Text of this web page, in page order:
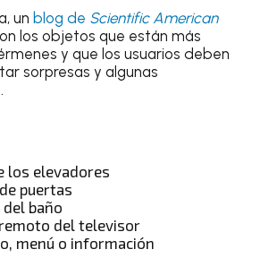
un blog de Scientific American
los objetos que están más
y que los usuarios deben
sorpresas y algunas
los elevadores
puertas
baño
del televisor
menú o información